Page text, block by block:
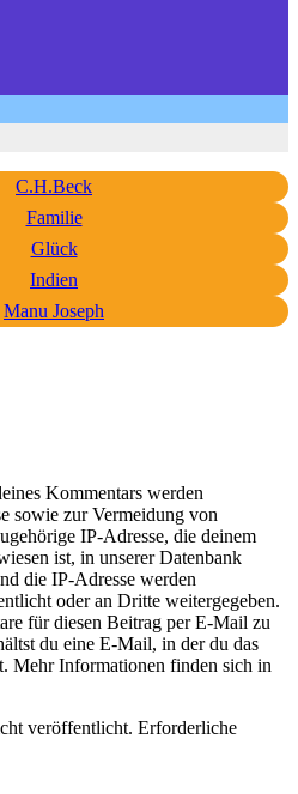
C.H.Beck
Familie
Glück
Indien
Manu Joseph
Kommentars werden
sowie zur Vermeidung von
IP-Adresse, die deinem
ist, in unserer Datenbank
die IP-Adresse werden
oder an Dritte weitergegeben.
für diesen Beitrag per E-Mail zu
du eine E-Mail, in der du das
Mehr Informationen finden sich in
veröffentlicht. Erforderliche